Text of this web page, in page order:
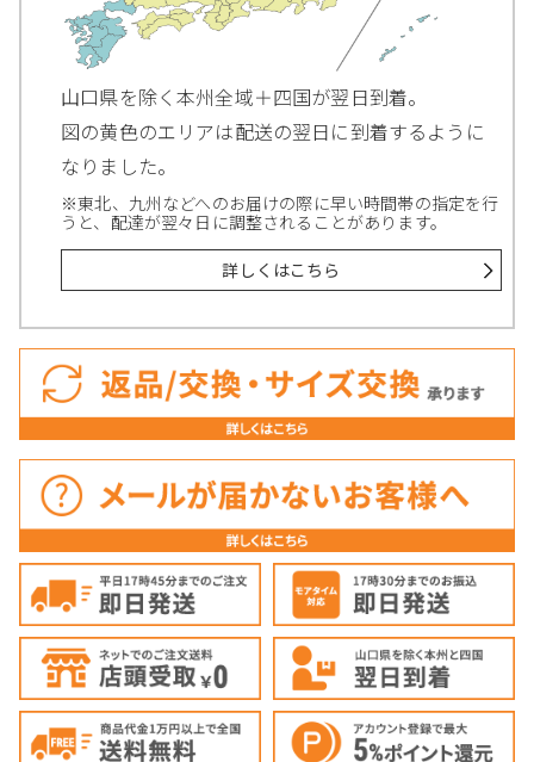
山口県を除く本州全域＋四国が翌日到着。
図の黄色のエリアは配送の翌日に到着するように
なりました。
※東北、九州などへのお届けの際に早い時間帯の指定を行
うと、配達が翌々日に調整されることがあります。
詳しくはこちら